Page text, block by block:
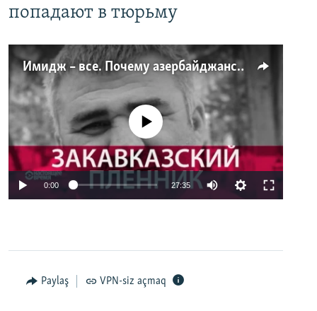
попадают в тюрьму
Имидж – все. Почему азербайджанские правозащитники и независимые журналисты попадают в тюрьму
No media source currently available
0:00 27:35
Paylaş VPN-siz açmaq